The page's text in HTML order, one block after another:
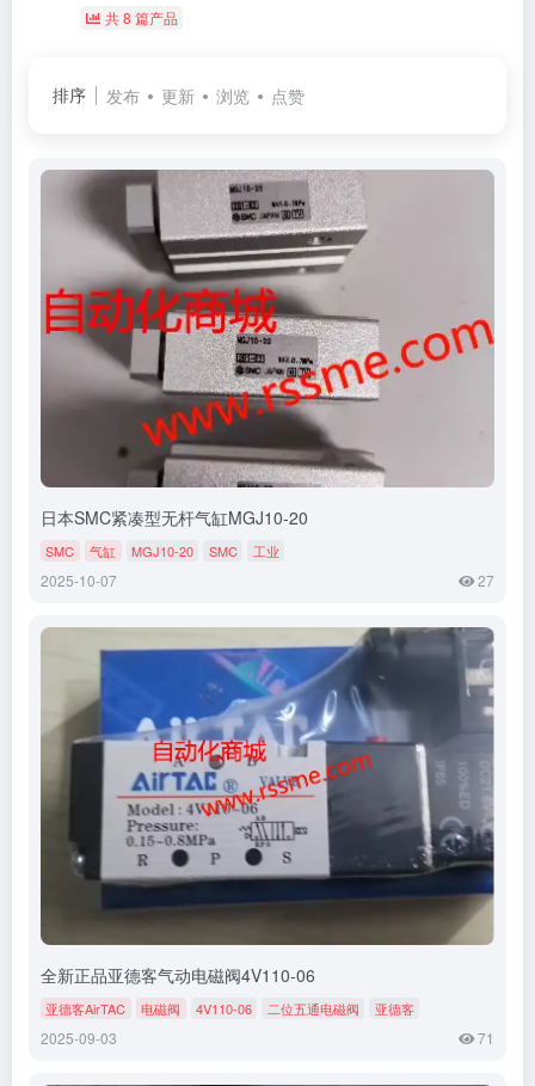
共 8 篇产品
排序 发布 更新 浏览 点赞
日本SMC紧凑型无杆气缸MGJ10-20
SMC 气缸 MGJ10-20 SMC 工业
2025-10-07 27
全新正品亚德客气动电磁阀4V110-06
亚德客AirTAC 电磁阀 4V110-06 二位五通电磁阀 亚德客
2025-09-03 71